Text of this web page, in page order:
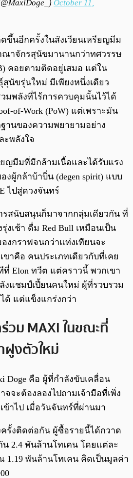
October 11,
ดขึ้นอีกครั้งในสังเวียนเหรียญมีม
ณาจักรสุนัขมานานกว่าทศวรรษ
คอยตามติดอยู่เสมอ แต่ใน
นัขรุ่นใหม่ มีเพียงหนึ่งเดียว
มพลังที่ไร้การควบคุมนั้นไว้ได้
of-Work (PoW) แต่เพราะมัน
านของความพยายามอย่าง
ะพลังใจ
ยญมีมที่มีกล้ามเนื้อและได้รับแรง
กล้าบ้าบิ่น (degen spirit) แบบ
ไปสู่ดวงจันทร์
รสนับสนุนก็มาจากกลุ่มเดียวกัน ที่
งเช้า ดื่ม Red Bull เหมือนเป็น
องกราฟจนกว่าแท่งเทียนจะ
ขาคือ คนประเภทเดียวกับที่เคย
ที่ Elon ทวีต แต่คราวนี้ พวกเขา
งแชมป์เปี้ยนคนใหม่ ผู้ที่รวบรวม
ด้ แต่แข็งแกร่งกว่า
วม MAXI ในขณะที่
งตัวใหม่
Doge คือ ผู้ที่กำลังขับเคลื่อน
จจะต้องลองไปถามเจ้ามือที่เพิ่ง
เข้าไป เมื่อวันจันทร์ที่ผ่านมา
รั้งติดต่อกัน ผู้ซื้อรายนี้ได้กวาด
น 2.4 พันล้านโทเคน โดยแต่ละ
1.19 พันล้านโทเคน คิดเป็นมูลค่า